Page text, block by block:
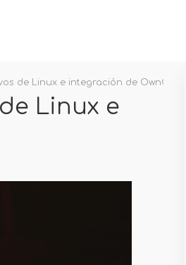
de Linux e integración de OwnCloud
Linux e